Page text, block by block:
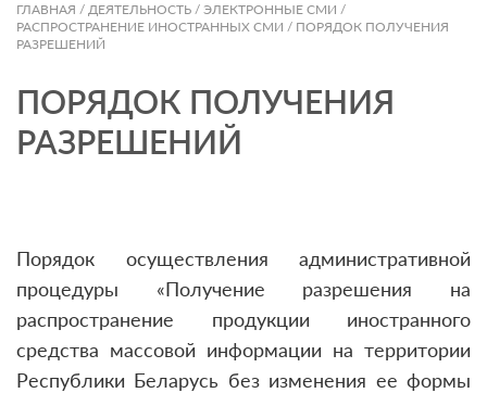
ГЛАВНАЯ / ДЕЯТЕЛЬНОСТЬ / ЭЛЕКТРОННЫЕ СМИ /
РАСПРОСТРАНЕНИЕ ИНОСТРАННЫХ СМИ / ПОРЯДОК ПОЛУЧЕНИЯ
РАЗРЕШЕНИЙ
ПОРЯДОК ПОЛУЧЕНИЯ
РАЗРЕШЕНИЙ
Порядок осуществления административной
процедуры «Получение разрешения на
распространение продукции иностранного
средства массовой информации на территории
Республики Беларусь без изменения ее формы